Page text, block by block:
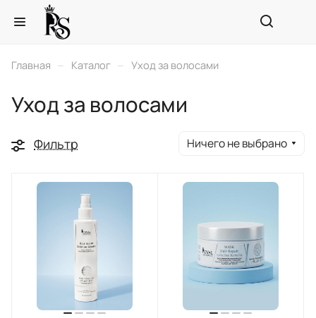
Главная – Каталог – Уход за волосами
Уход за волосами
Фильтр Ничего не выбрано